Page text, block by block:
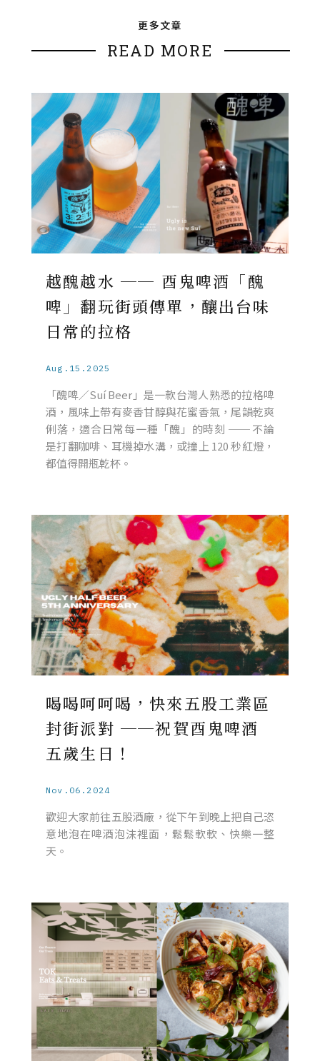
更多文章
READ MORE
越醜越水 ── 酉鬼啤酒「醜
啤」翻玩街頭傳單，釀出台味
日常的拉格
Aug.15.2025
「醜啤／Suí Beer」是一款台灣人熟悉的拉格啤
酒，風味上帶有麥香甘醇與花蜜香氣，尾韻乾爽
俐落，適合日常每一種「醜」的時刻 ── 不論
是打翻咖啡、耳機掉水溝，或撞上 120 秒紅燈，
都值得開瓶乾杯。
喝喝呵呵喝，快來五股工業區
封街派對 ──祝賀酉鬼啤酒
五歲生日！
Nov.06.2024
歡迎大家前往五股酒廠，從下午到晚上把自己恣
意地泡在啤酒泡沫裡面，鬆鬆軟軟、快樂一整
天。